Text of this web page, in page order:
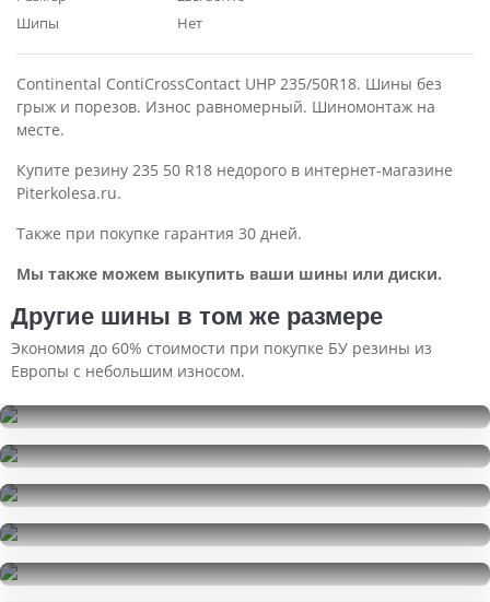
Шипы
Нет
Continental ContiCrossContact UHP 235/50R18. Шины без
грыж и порезов. Износ равномерный. Шиномонтаж на
месте.
Купите резину 235 50 R18 недорого в интернет-магазине
Piterkolesa.ru.
Также при покупке гарантия 30 дней.
Мы также можем выкупить ваши шины или диски.
Другие шины в том же размере
Экономия до 60% стоимости при покупке БУ резины из
Европы с небольшим износом.
235/50R18
3500
за 1 шт.
235/50R18
12000
за 4 шт.
235/50R18
11000
за 2 шт.
235/50R18